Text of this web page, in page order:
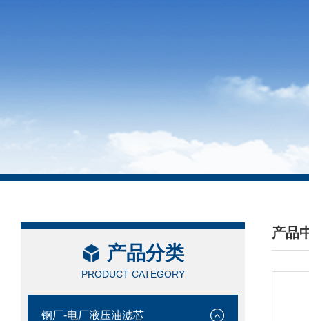
产品分类
PRODUCT CATEGORY
钢厂-电厂液压油滤芯
产品
/